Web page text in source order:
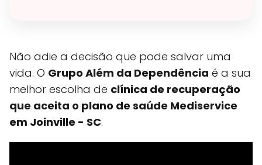
Não adie a decisão que pode salvar uma
vida. O Grupo Além da Dependência é a sua
melhor escolha de clínica de recuperação
que aceita o plano de saúde Mediservice
em Joinville - SC.